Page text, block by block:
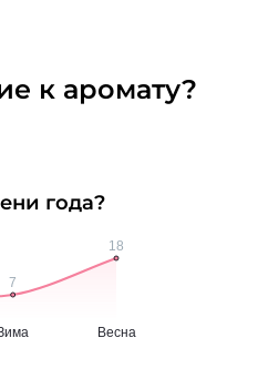
к аромату?
года?